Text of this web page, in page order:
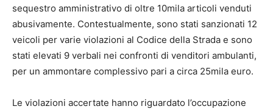
sequestro amministrativo di oltre 10mila articoli venduti
abusivamente. Contestualmente, sono stati sanzionati 12
veicoli per varie violazioni al Codice della Strada e sono
stati elevati 9 verbali nei confronti di venditori ambulanti,
per un ammontare complessivo pari a circa 25mila euro.
Le violazioni accertate hanno riguardato l’occupazione